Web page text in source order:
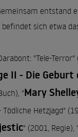
entstand
sich etwa
"Tele-
II - Die
"Mary
Tödliche Hetzjagd"
" (2001, Regie), "